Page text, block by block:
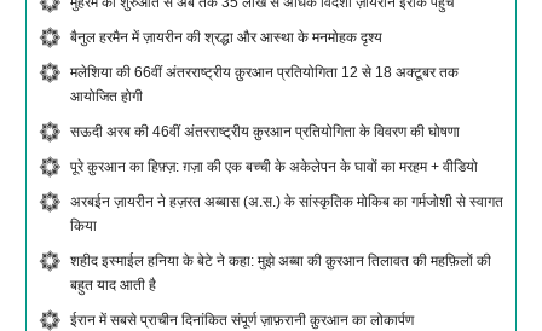
बैनुल हरमैन में ज़ायरीन की श्रद्धा और आस्था के मनमोहक दृश्य
मलेशिया की 66वीं अंतरराष्ट्रीय क़ुरआन प्रतियोगिता 12 से 18 अक्टूबर तक
आयोजित होगी
सऊदी अरब की 46वीं अंतरराष्ट्रीय क़ुरआन प्रतियोगिता के विवरण की घोषणा
पूरे क़ुरआन का हिफ़्ज़: ग़ज़ा की एक बच्ची के अकेलेपन के घावों का मरहम + वीडियो
अरबईन ज़ायरीन ने हज़रत अब्बास (अ.स.) के सांस्कृतिक मोकिब का गर्मजोशी से स्वागत
किया
शहीद इस्माईल हनिया के बेटे ने कहा: मुझे अब्बा की क़ुरआन तिलावत की महफ़िलों की
बहुत याद आती है
ईरान में सबसे प्राचीन दिनांकित संपूर्ण ज़ाफ़रानी क़ुरआन का लोकार्पण